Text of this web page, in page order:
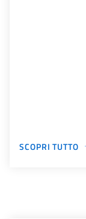
SCOPRI TUTTO